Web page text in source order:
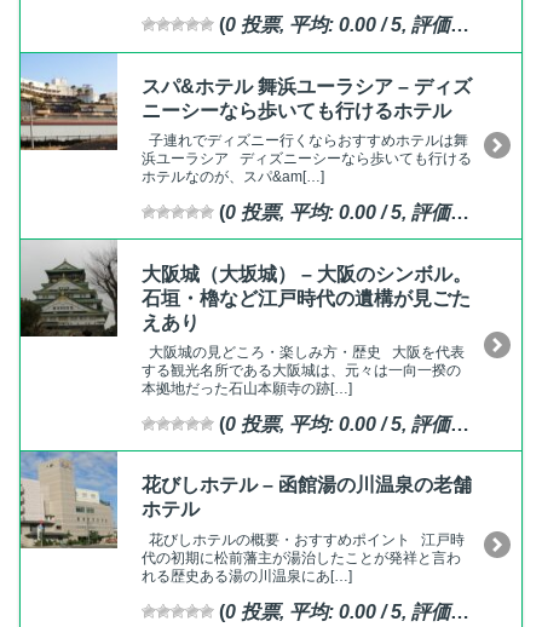
(0 投票, 平均: 0.00 / 5, 評価済
スパ&ホテル 舞浜ユーラシア – ディズ
ニーシーなら歩いても行けるホテル
子連れでディズニー行くならおすすめホテルは舞
浜ユーラシア ディズニーシーなら歩いても行ける
ホテルなのが、スパ&am[…]
(0 投票, 平均: 0.00 / 5, 評価済
大阪城（大坂城） – 大阪のシンボル。
石垣・櫓など江戸時代の遺構が見ごた
えあり
大阪城の見どころ・楽しみ方・歴史 大阪を代表
する観光名所である大阪城は、元々は一向一揆の
本拠地だった石山本願寺の跡[…]
(0 投票, 平均: 0.00 / 5, 評価済
花びしホテル – 函館湯の川温泉の老舗
ホテル
花びしホテルの概要・おすすめポイント 江戸時
代の初期に松前藩主が湯治したことが発祥と言わ
れる歴史ある湯の川温泉にあ[…]
(0 投票, 平均: 0.00 / 5, 評価済